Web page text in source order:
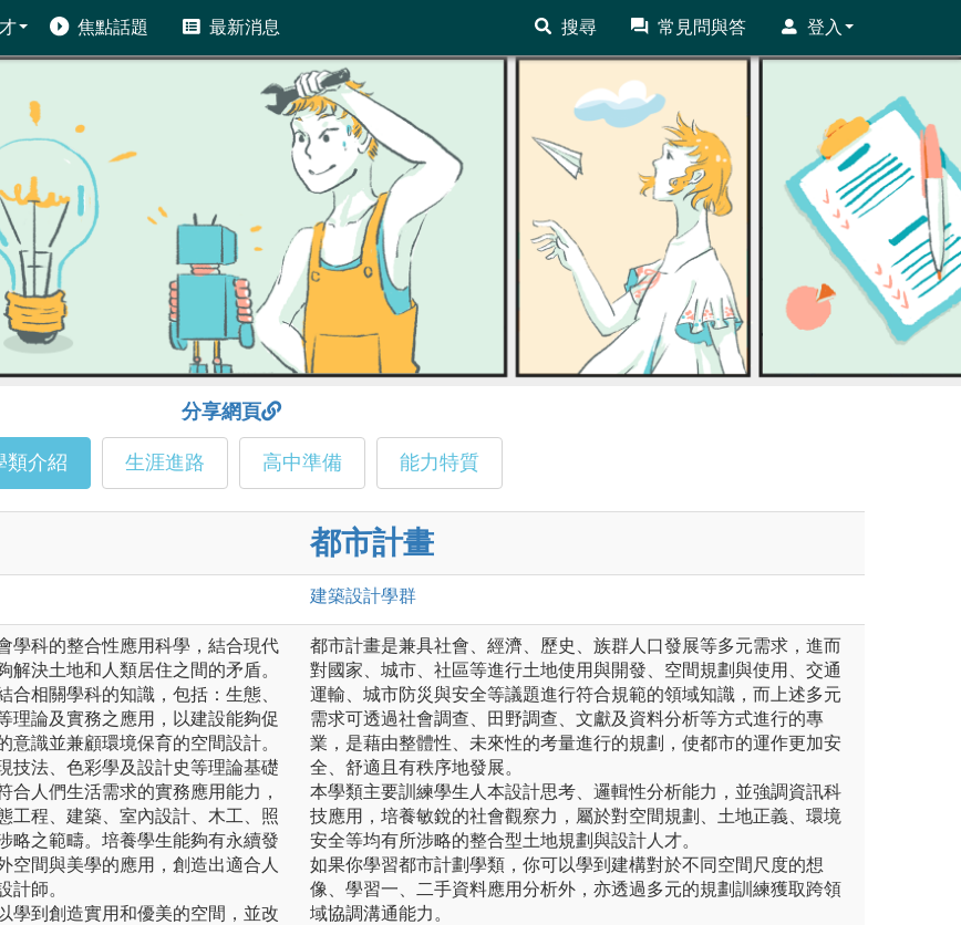
焦點話題 最新消息 搜尋 常見問與答 登入
分享網頁
類介紹 生涯進路 高中準備 能力特質
都市計畫
建築設計學群
學科的整合性應用科學，結合現代
決土地和人類居住之間的矛盾。
相關學科的知識，包括：生態、
理論及實務之應用，以建設能夠促
識並兼顧環境保育的空間設計。
技法、色彩學及設計史等理論基礎
合人們生活需求的實務應用能力，
工程、建築、室內設計、木工、照
略之範疇。培養學生能夠有永續發
空間與美學的應用，創造出適合人
計師。
學到創造實用和優美的空間，並改
都市計畫是兼具社會、經濟、歷史、族群人口發展等多元需求，進而
對國家、城市、社區等進行土地使用與開發、空間規劃與使用、交通
運輸、城市防災與安全等議題進行符合規範的領域知識，而上述多元
需求可透過社會調查、田野調查、文獻及資料分析等方式進行的專
業，是藉由整體性、未來性的考量進行的規劃，使都市的運作更加安
全、舒適且有秩序地發展。
本學類主要訓練學生人本設計思考、邏輯性分析能力，並強調資訊科
技應用，培養敏銳的社會觀察力，屬於對空間規劃、土地正義、環境
安全等均有所涉略的整合型土地規劃與設計人才。
如果你學習都市計劃學類，你可以學到建構對於不同空間尺度的想
像、學習一、二手資料應用分析外，亦透過多元的規劃訓練獲取跨領
域協調溝通能力。